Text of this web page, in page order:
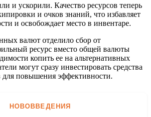
и ускорили. Качество ресурсов теперь
и очков знаний, что избавляет
и освобождает место в инвентаре.
валют отделило сбор от
ресурс вместо общей валюты
копить ее на альтернативных
могут сразу инвестировать средства
для повышения эффективности.
НОВОВВЕДЕНИЯ